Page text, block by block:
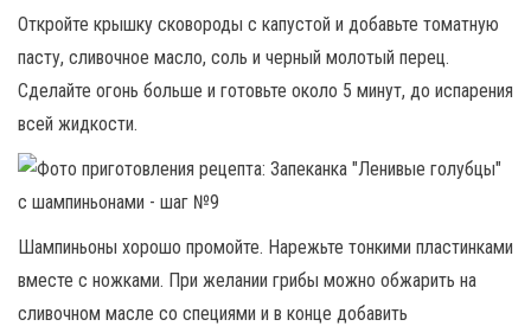
Откройте крышку сковороды с капустой и добавьте томатную
пасту, сливочное масло, соль и черный молотый перец.
Сделайте огонь больше и готовьте около 5 минут, до испарения
всей жидкости.
Шампиньоны хорошо промойте. Нарежьте тонкими пластинками
вместе с ножками. При желании грибы можно обжарить на
сливочном масле со специями и в конце добавить